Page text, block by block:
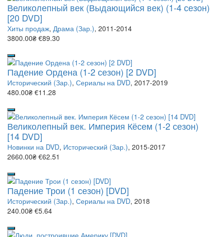
Великолепный век (Выдающийся век) (1-4 сезон)
[20 DVD]
Хиты продаж, Драма (Зар.), 2011-2014
3800.00₴ €89.30
Падение Ордена (1-2 сезон) [2 DVD]
Исторический (Зар.), Сериалы на DVD, 2017-2019
480.00₴ €11.28
Великолепный век. Империя Кёсем (1-2 сезон)
[14 DVD]
Новинки на DVD, Исторический (Зар.), 2015-2017
2660.00₴ €62.51
Падение Трои (1 сезон) [DVD]
Исторический (Зар.), Сериалы на DVD, 2018
240.00₴ €5.64